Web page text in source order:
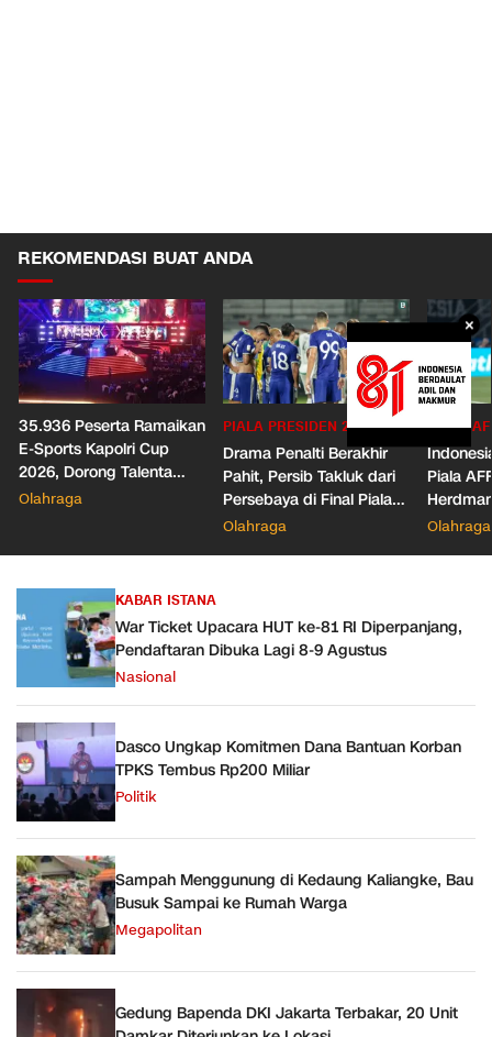
REKOMENDASI BUAT ANDA
35.936 Peserta Ramaikan
E-Sports Kapolri Cup
2026, Dorong Talenta
Digital dan Keamanan
Olahraga
PIALA PRESIDEN 2026
Drama Penalti Berakhir
Pahit, Persib Takluk dari
Persebaya di Final Piala
Presiden 2026
Olahraga
PIALA
Piala
Wasit
Olahraga
KABAR ISTANA
War Ticket Upacara HUT ke-81 RI Diperpanjang,
Pendaftaran Dibuka Lagi 8-9 Agustus
Nasional
Dasco Ungkap Komitmen Dana Bantuan Korban
TPKS Tembus Rp200 Miliar
Politik
Sampah Menggunung di Kedaung Kaliangke, Bau
Busuk Sampai ke Rumah Warga
Megapolitan
Gedung Bapenda DKI Jakarta Terbakar, 20 Unit
×